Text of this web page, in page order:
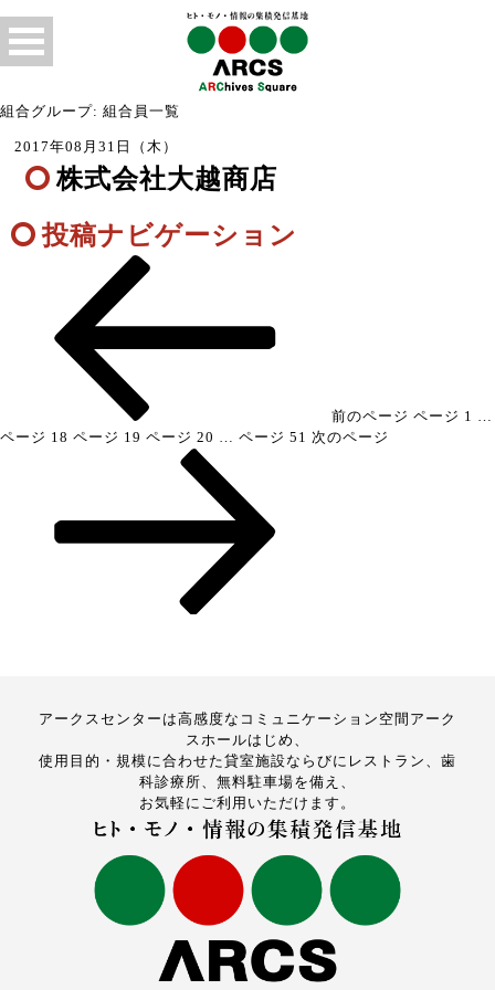
組合グループ: 組合員一覧
2017年08月31日（木）
株式会社大越商店
投稿ナビゲーション
前のページ ページ 1 …
ページ 18 ページ 19 ページ 20 … ページ 51 次のページ
アークスセンターは高感度なコミュニケーション空間アーク
スホールはじめ、
使用目的・規模に合わせた貸室施設ならびにレストラン、歯
科診療所、無料駐車場を備え、
お気軽にご利用いただけます。